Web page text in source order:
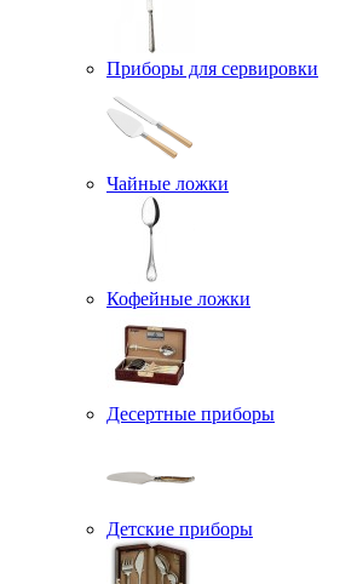
Приборы для сервировки
Чайные ложки
Кофейные ложки
Десертные приборы
Детские приборы